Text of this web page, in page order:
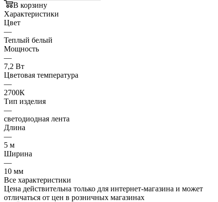
В корзину
Характеристики
Цвет
—
Теплый белый
Мощность
—
7,2 Вт
Цветовая температура
—
2700К
Тип изделия
—
светодиодная лента
Длина
—
5 м
Ширина
—
10 мм
Все характеристики
Цена действительна только для интернет-магазина и может
отличаться от цен в розничных магазинах